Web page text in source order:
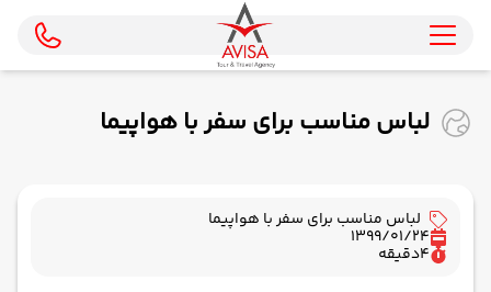
لباس مناسب برای سفر با هواپیما
لباس مناسب برای سفر با هواپیما
1399/01/24
4دقیقه